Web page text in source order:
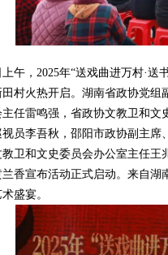
，2025年“送戏曲进万村·送
村火热开启。湖南省政协党
任雷鸣强，省政协文教卫和
员李吾秋，邵阳市政协副主
卫和文史委员会办公室主任
香宣布活动正式启动。来自
盛宴。